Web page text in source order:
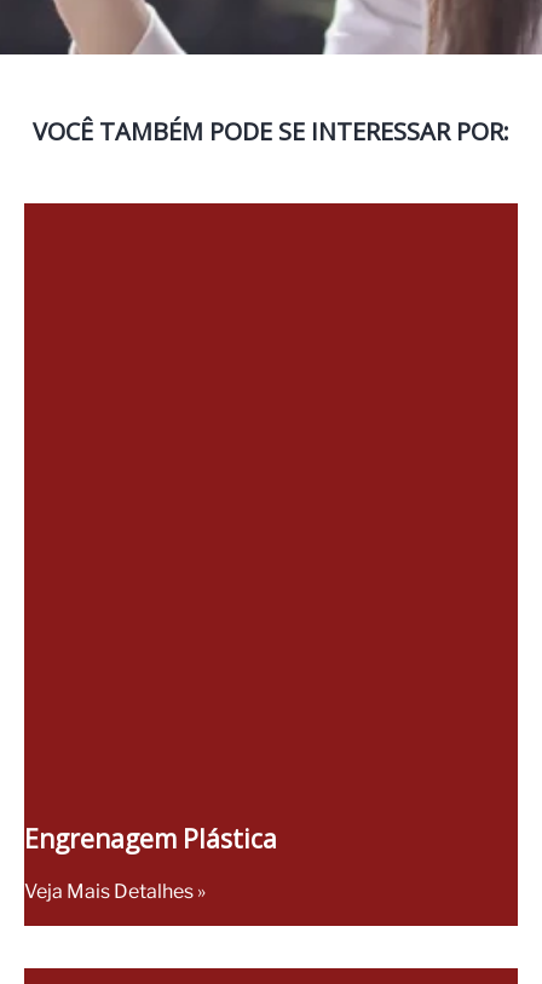
VOCÊ TAMBÉM PODE SE INTERESSAR POR:
Engrenagem Plástica
Veja Mais Detalhes »